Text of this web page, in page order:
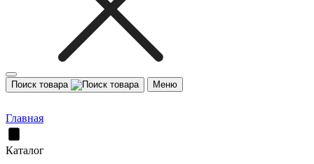
Поиск товара Меню
Главная
Каталог